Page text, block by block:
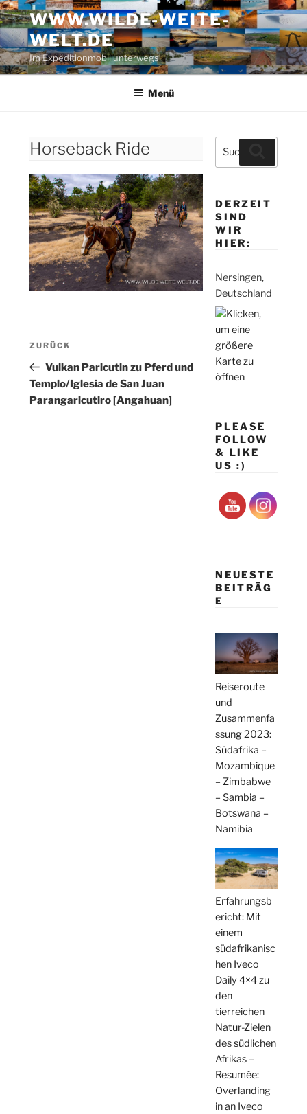
Zum
Inhalt
springen
WWW.WILDE-WEITE-
WELT.DE
Im Expeditionmobil unterwegs
Menü
Horseback Ride
Beitragsnavigation
Vorheriger
Beitrag
ZURÜCK
Vulkan Paricutin zu Pferd und
Templo/Iglesia de San Juan
Parangaricutiro [Angahuan]
Suche
nach:
DERZEIT
SIND
WIR
HIER:
Nersingen,
Deutschland
PLEASE
FOLLOW
& LIKE
US :)
NEUESTE
BEITRÄG
E
Reiseroute
und
Zusammenfa
ssung 2023:
Südafrika –
Mozambique
– Zimbabwe
– Sambia –
Botswana –
Namibia
Erfahrungsb
ericht: Mit
einem
südafrikanisc
hen Iveco
Daily 4×4 zu
den
tierreichen
Natur-Zielen
des südlichen
Afrikas –
Resumée:
Overlanding
in an Iveco